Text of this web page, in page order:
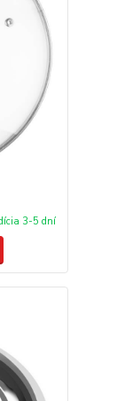
3-5 dní